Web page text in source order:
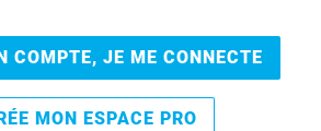
COMPTE, JE ME CONNECTE
MON ESPACE PRO